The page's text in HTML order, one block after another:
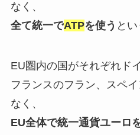
なく、
全て統一でATPを使う とい
EU圏内の国がそれぞれド
フランスのフラン、スペ
なく、
EU全体で統一通貨ユーロ